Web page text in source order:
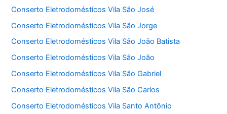
Conserto Eletrodomésticos Vila São José
Conserto Eletrodomésticos Vila São Jorge
Conserto Eletrodomésticos Vila São João Batista
Conserto Eletrodomésticos Vila São João
Conserto Eletrodomésticos Vila São Gabriel
Conserto Eletrodomésticos Vila São Carlos
Conserto Eletrodomésticos Vila Santo Antônio